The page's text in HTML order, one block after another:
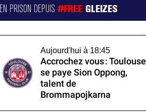
EN PRISON DEPUIS#FREE GLEIZES
Aujourd'hui à 18:45
Accrochez vous : Toulouse
se paye Sion Oppong,
talent de
Brommapojkarna